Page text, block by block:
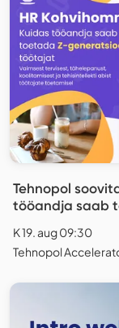
Tehnopol
tööandja saab
K 19. aug 09:30
Tehnopol